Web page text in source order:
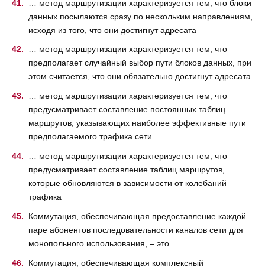
… метод маршрутизации характеризуется тем, что блоки
данных посылаются сразу по нескольким направлениям,
исходя из того, что они достигнут адресата
… метод маршрутизации характеризуется тем, что
предполагает случайный выбор пути блоков данных, при
этом считается, что они обязательно достигнут адресата
… метод маршрутизации характеризуется тем, что
предусматривает составление постоянных таблиц
маршрутов, указывающих наиболее эффективные пути
предполагаемого трафика сети
… метод маршрутизации характеризуется тем, что
предусматривает составление таблиц маршрутов,
которые обновляются в зависимости от колебаний
трафика
Коммутация, обеспечивающая предоставление каждой
паре абонентов последовательности каналов сети для
монопольного использования, – это …
Коммутация, обеспечивающая комплексный